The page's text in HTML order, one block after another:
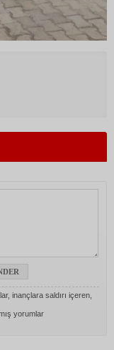
inançlara saldırı içeren,
yorumlar